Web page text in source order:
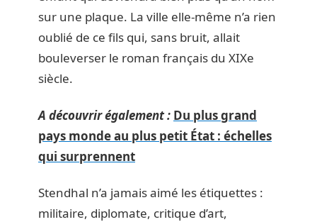
sur une plaque. La ville elle-même n’a rien
oublié de ce fils qui, sans bruit, allait
bouleverser le roman français du XIXe
siècle.
A découvrir également : Du plus grand
pays monde au plus petit État : échelles
qui surprennent
Stendhal n’a jamais aimé les étiquettes :
militaire, diplomate, critique d’art,